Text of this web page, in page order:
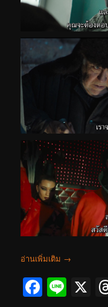
อ่านเพิ่มเติม →
Line
X